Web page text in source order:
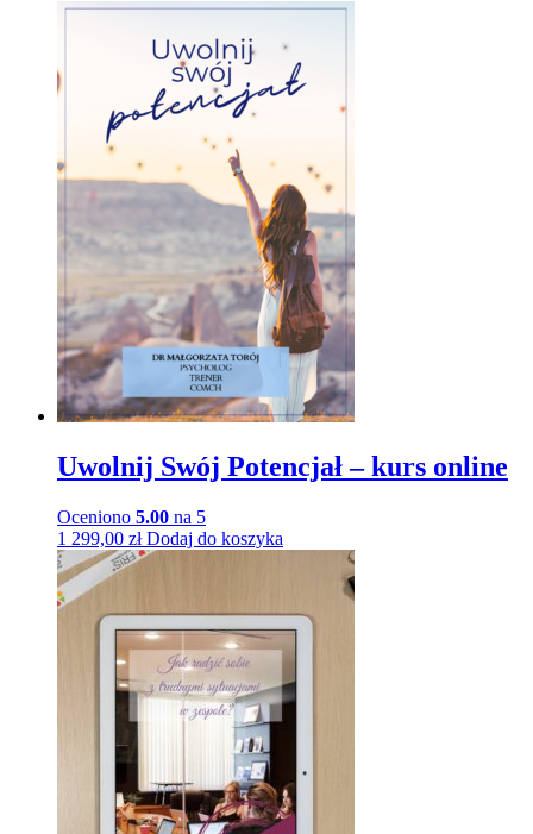
Uwolnij Swój Potencjał – kurs online
Oceniono 5.00 na 5
1 299,00 zł Dodaj do koszyka